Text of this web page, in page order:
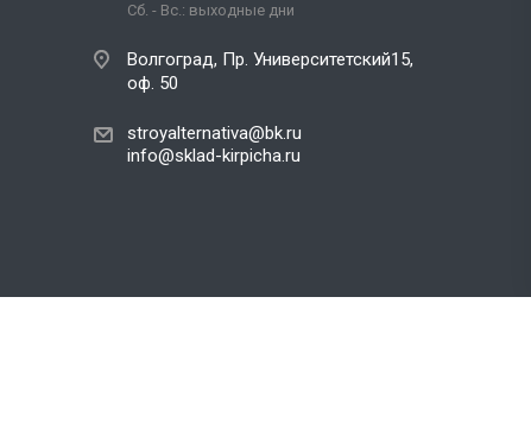
Сб. - Вс.: выходные дни
Волгоград, Пр. Университетский15,
оф. 50
stroyalternativa@bk.ru
info@sklad-kirpicha.ru